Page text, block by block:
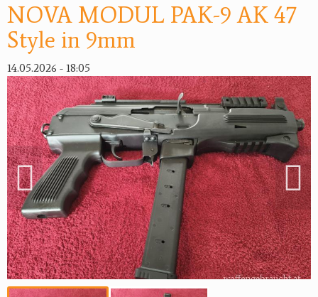
Jagdreviere
Bücher, Videos
Antikes
Geschenke
Reviereinrichtungen
NOVA MODUL PAK-9 AK 47
Style in 9mm
14.05.2026 - 18:05